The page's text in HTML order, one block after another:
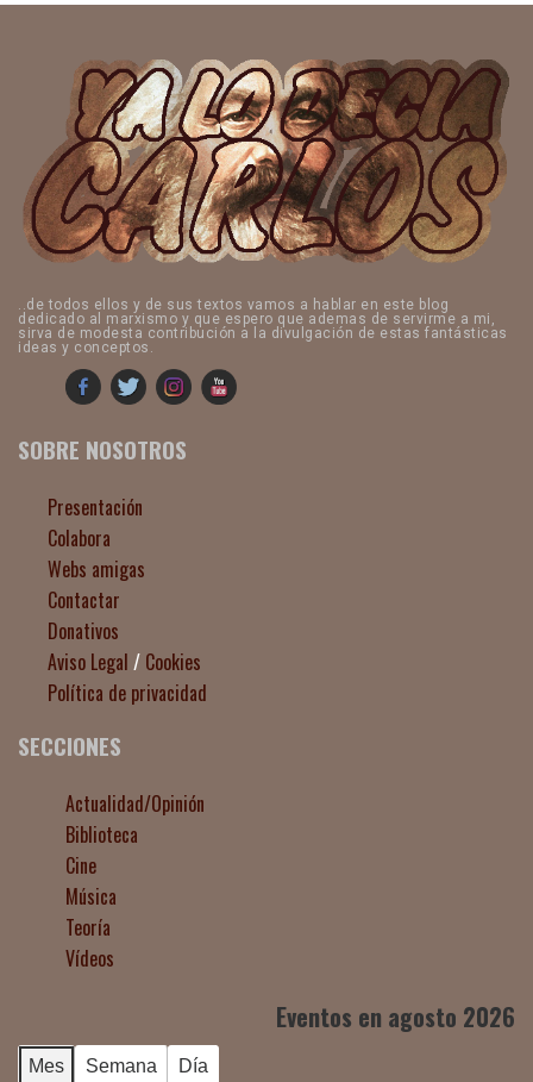
..de todos ellos y de sus textos vamos a hablar en este blog
dedicado al marxismo y que espero que ademas de servirme a mi,
sirva de modesta contribución a la divulgación de estas fantásticas
ideas y conceptos.
SOBRE NOSOTROS
Presentación
Colabora
Webs amigas
Contactar
Donativos
Aviso Legal / Cookies
Política de privacidad
SECCIONES
Actualidad/Opinión
Biblioteca
Cine
Música
Teoría
Vídeos
Eventos en agosto 2026
Mes Semana Día